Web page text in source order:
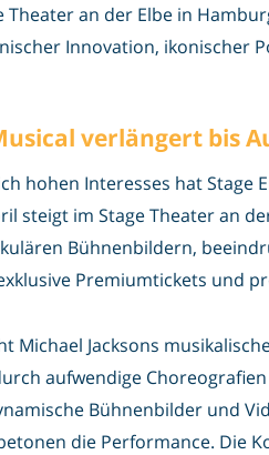
Theater an der Elbe in
Innovation, ikonischer
verlängert bis
hohen Interesses hat Stage
steigt im Stage Theater an
Bühnenbildern,
Premiumtickets und
Michael Jacksons
aufwendige
Bühnenbilder und
die Performance. Die